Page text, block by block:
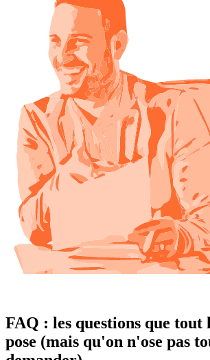
FAQ : les questions que tout
pose (mais qu'on n'ose pas